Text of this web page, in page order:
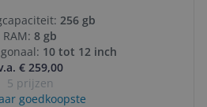
256 gb
RAM: 8 gb
10 tot 12 inch
€ 259,00
5 prijzen
goedkoopste